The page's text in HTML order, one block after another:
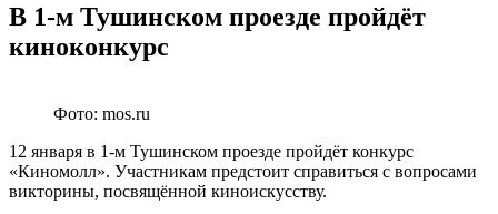
В 1-м Тушинском проезде пройдёт
киноконкурс
Фото: mos.ru
12 января в 1-м Тушинском проезде пройдёт конкурс
«Киномолл». Участникам предстоит справиться с вопросами
викторины, посвящённой киноискусству.